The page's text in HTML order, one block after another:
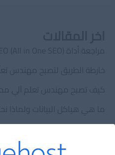
مراجعة أداة AIOSEO (All in One SEO) لووردبريس
خارطة الطريق لتصبح مهندس تعلّم
كيف تصبح مهندس تعلم آلي محترفًا
ما هي هياكل البيانات ولماذا
الإهتمام بها؟